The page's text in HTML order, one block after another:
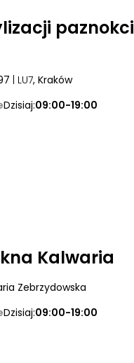
paznokci
| LU7, Kraków
Dzisiaj:09:00-19:00
Kalwaria
Zebrzydowska
Dzisiaj:09:00-19:00